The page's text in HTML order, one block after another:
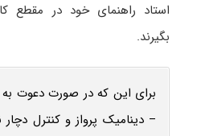
استاد راهنمای خود در مقطع
بگیرند.
برای این که در صورت دعوت
– دینامیک پرواز و کنترل دچار